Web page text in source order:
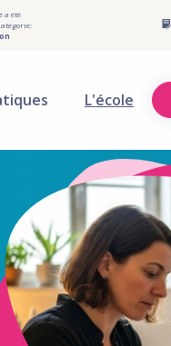
a été
L'école